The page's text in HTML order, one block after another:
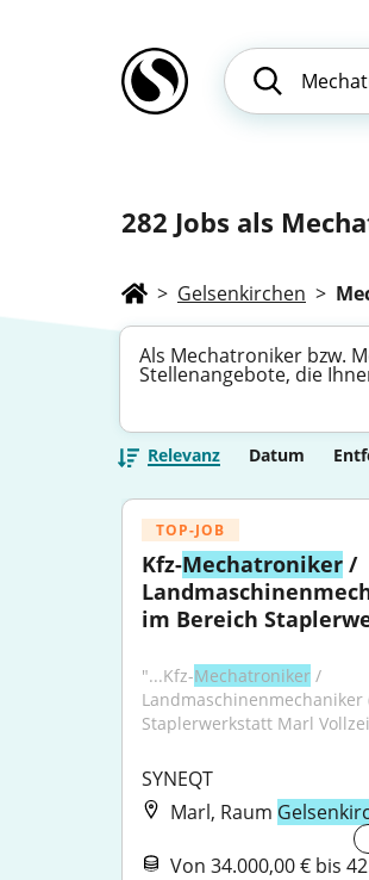
282 Jobs als
> Gelsenkirchen >
Als Mechatroniker bzw.
Stellenangebote, die
Relevanz Datum
TOP-JOB
Kfz-Mechatroniker /
im Bereich
"...Kfz-Mechatroniker /
Staplerwerkstatt Marl
SYNEQT
Marl, Raum
Von 34.000,00 € bis